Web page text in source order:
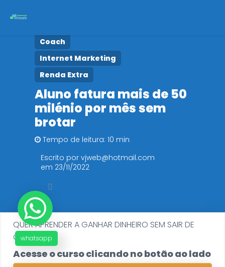
Início
Cursos
Políticas de Privacidade
Coach
Internet Marketing
Renda Extra
Aluno fatura mais de 50
milénio por mês sem
brotar
Tempo de leitura: 10 min
Escrito por vjweb@hotmail.com
em 23/11/2022
QUER APRENDER A GANHAR DINHEIRO SEM SAIR DE
CASA?
Acesse o curso clicando no botão ao lado
whatsapp